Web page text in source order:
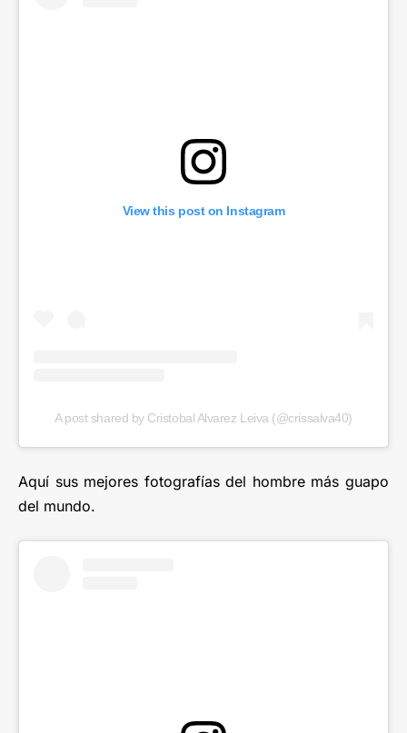
View this post on Instagram
A post shared by Cristobal Alvarez Leiva (@crissalva40)
Aquí sus mejores fotografías del hombre más guapo
del mundo.